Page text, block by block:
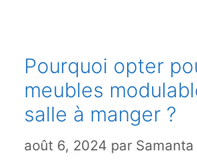
Pourquoi opter
meubles
salle à manger ?
août 6, 2024 par Samanta